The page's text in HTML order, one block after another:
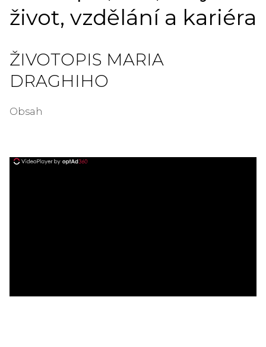
život, vzdělání a kariéra
ŽIVOTOPIS MARIA
DRAGHIHO
Obsah